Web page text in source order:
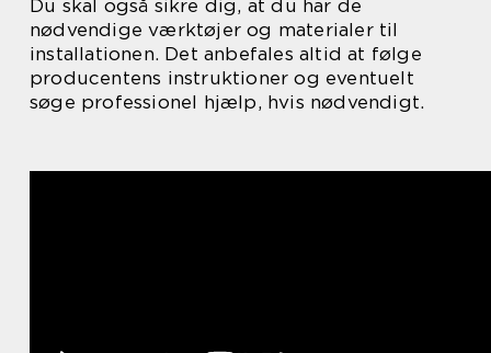
Du skal også sikre dig, at du har de
nødvendige værktøjer og materialer til
installationen. Det anbefales altid at følge
producentens instruktioner og eventuelt
søge professionel hjælp, hvis nødvendigt.